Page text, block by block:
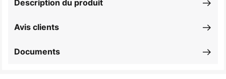
Description du produit
Avis clients
Documents